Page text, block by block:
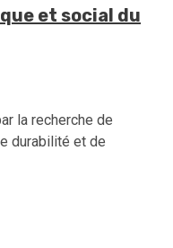
et social du
la recherche de
durabilité et de